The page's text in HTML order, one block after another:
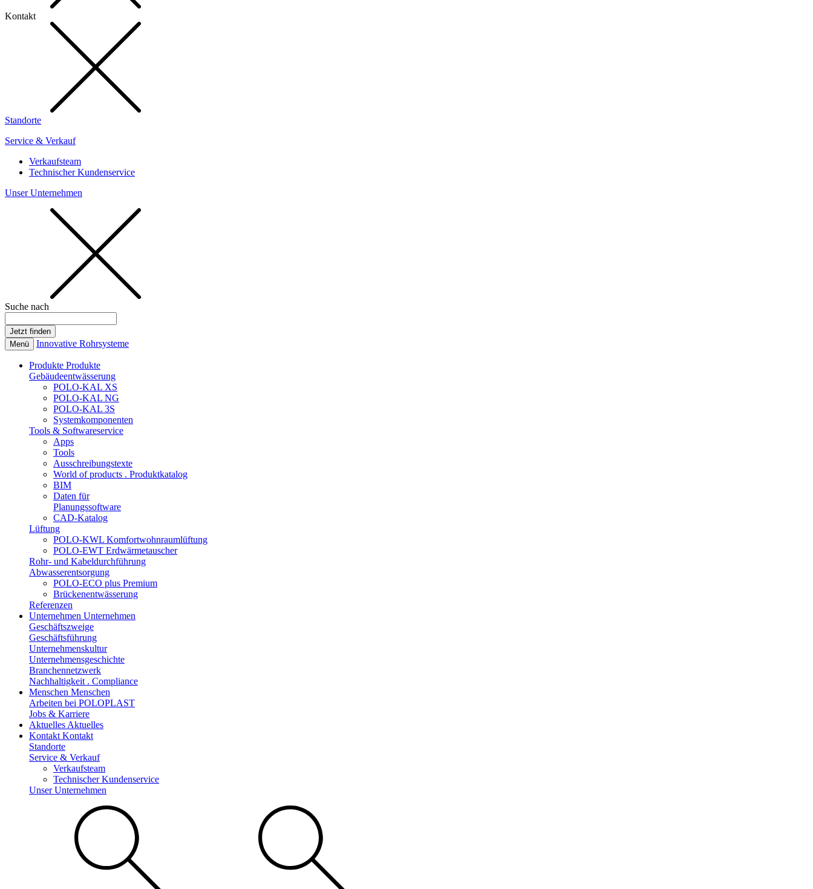
Kontakt
Standorte
Service & Verkauf
Verkaufsteam
Technischer Kundenservice
Unser Unternehmen
Suche nach
Menü Innovative Rohrsysteme
Produkte Produkte
Gebäudeentwässerung
POLO-KAL XS
POLO-KAL NG
POLO-KAL 3S
Systemkomponenten
Tools & Softwareservice
Apps
Tools
Ausschreibungstexte
World of products . Produktkatalog
BIM
Daten für
Planungssoftware
CAD-Katalog
Lüftung
POLO-KWL Komfortwohnraumlüftung
POLO-EWT Erdwärmetauscher
Rohr- und Kabeldurchführung
Abwasserentsorgung
POLO-ECO plus Premium
Brückenentwässerung
Referenzen
Unternehmen Unternehmen
Geschäftszweige
Geschäftsführung
Unternehmenskultur
Unternehmensgeschichte
Branchennetzwerk
Nachhaltigkeit . Compliance
Menschen Menschen
Arbeiten bei POLOPLAST
Jobs & Karriere
Aktuelles Aktuelles
Kontakt Kontakt
Standorte
Service & Verkauf
Verkaufsteam
Technischer Kundenservice
Unser Unternehmen